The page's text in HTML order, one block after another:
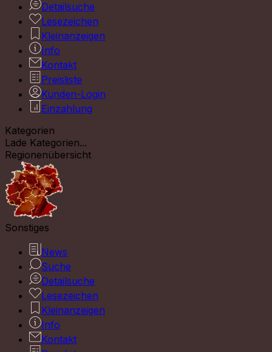
Detailsuche
Lesezeichen
Kleinanzeigen
Info
Kontakt
Preisliste
Kunden-Login
Einzahlung
Kategorien
Lade Kategorien...
Regionenübersicht
Sonstiges
News
Suche
Detailsuche
Lesezeichen
Kleinanzeigen
Info
Kontakt